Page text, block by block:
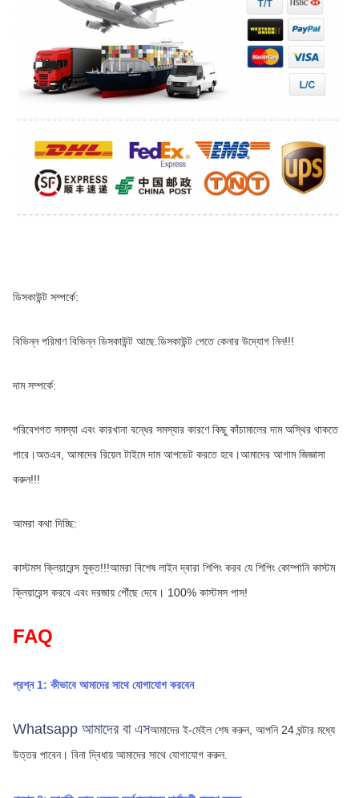
ডিসকাউন্ট সম্পর্কে:
বিভিন্ন পরিমাণ বিভিন্ন ডিসকাউন্ট আছে.ডিসকাউন্ট পেতে কেনার উদ্যোগ নিন!!!
দাম সম্পর্কে:
পরিবেশগত সমস্যা এবং কারখানা বন্ধের সমস্যার কারণে কিছু কাঁচামালের দাম অস্থির থাকতে
পারে।অতএব, আমাদের রিয়েল টাইমে দাম আপডেট করতে হবে।আমাদের আগাম জিজ্ঞাসা
করুন!!!
আমরা কথা দিচ্ছি:
কাস্টমস ক্লিয়ারেন্স মুক্ত!!!আমরা বিশেষ লাইন দ্বারা শিপিং করব যে শিপিং কোম্পানি কাস্টম
ক্লিয়ারেন্স করবে এবং দরজায় পৌঁছে দেবে। 100% কাস্টমস পাস!
FAQ
প্রশ্ন 1: কীভাবে আমাদের সাথে যোগাযোগ করবেন
Whatsapp আমাদের বা এসআমাদের ই-মেইল শেষ করুন, আপনি 24 ঘন্টার মধ্যে
উত্তর পাবেন। বিনা দ্বিধায় আমাদের সাথে যোগাযোগ করুন.